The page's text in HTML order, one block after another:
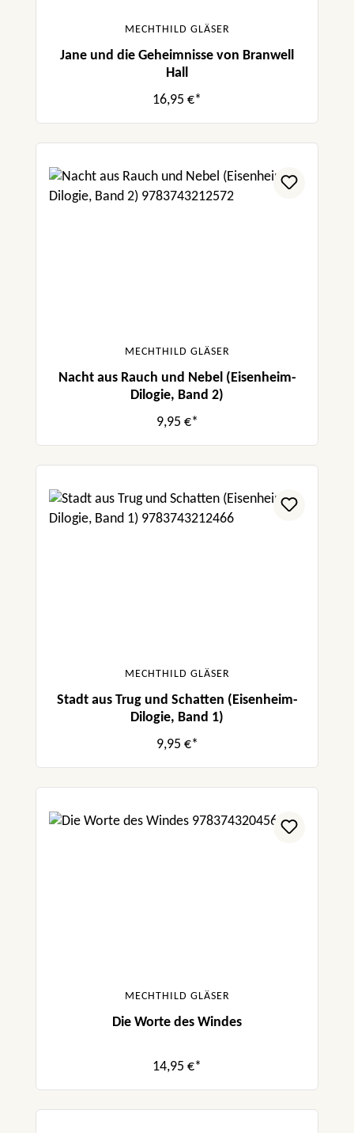
MECHTHILD GLÄSER
Jane und die Geheimnisse von Branwell
Hall
16,95 €*
MECHTHILD GLÄSER
Nacht aus Rauch und Nebel (Eisenheim-
Dilogie, Band 2)
9,95 €*
MECHTHILD GLÄSER
Stadt aus Trug und Schatten (Eisenheim-
Dilogie, Band 1)
9,95 €*
MECHTHILD GLÄSER
Die Worte des Windes
14,95 €*